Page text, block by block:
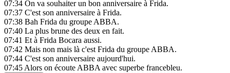
07:34 On va souhaiter un bon anniversaire à Frida.
07:37 C'est son anniversaire à Frida.
07:38 Bah Frida du groupe ABBA.
07:40 La plus brune des deux en fait.
07:41 Et à Frida Bocara aussi.
07:42 Mais non mais là c'est Frida du groupe ABBA.
07:44 C'est son anniversaire aujourd'hui.
07:45Alors on écoute ABBA avec superbe francebleu.